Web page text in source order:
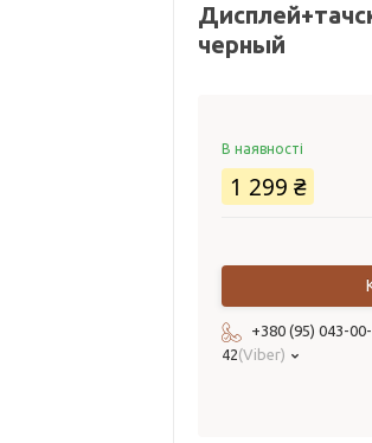
черный
В наявності
1 299 ₴
+380 (95) 043-00-
42 Viber